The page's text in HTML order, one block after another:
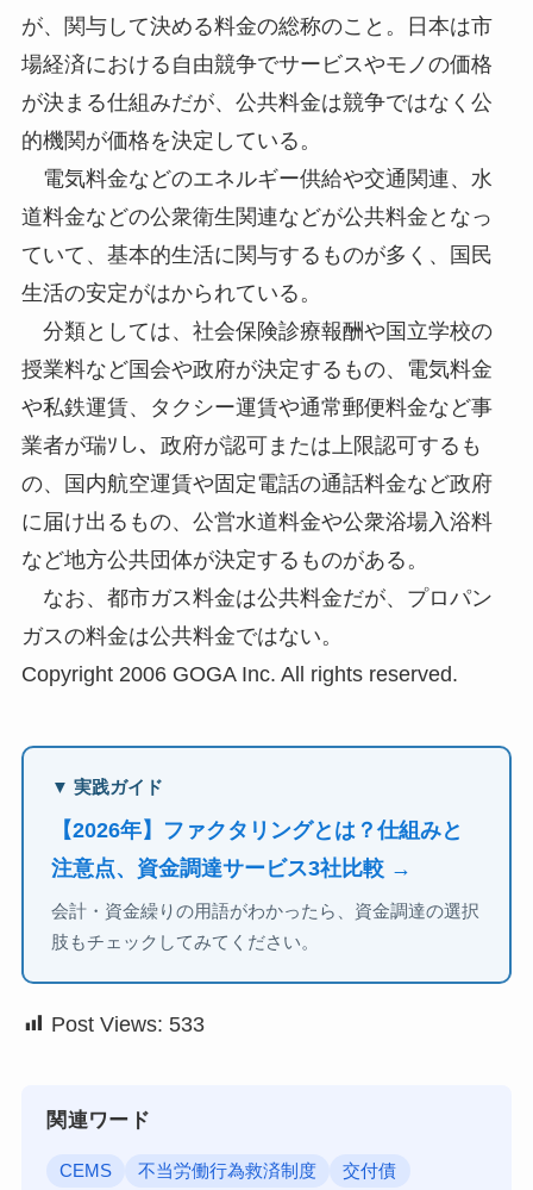
が、関与して決める料金の総称のこと。日本は市
場経済における自由競争でサービスやモノの価格
が決まる仕組みだが、公共料金は競争ではなく公
的機関が価格を決定している。
電気料金などのエネルギー供給や交通関連、水
道料金などの公衆衛生関連などが公共料金となっ
ていて、基本的生活に関与するものが多く、国民
生活の安定がはかられている。
分類としては、社会保険診療報酬や国立学校の
授業料など国会や政府が決定するもの、電気料金
や私鉄運賃、タクシー運賃や通常郵便料金など事
業者が瑞ｿし、政府が認可または上限認可するも
の、国内航空運賃や固定電話の通話料金など政府
に届け出るもの、公営水道料金や公衆浴場入浴料
など地方公共団体が決定するものがある。
なお、都市ガス料金は公共料金だが、プロパン
ガスの料金は公共料金ではない。
Copyright 2006 GOGA Inc. All rights reserved.
▼ 実践ガイド
【2026年】ファクタリングとは？仕組みと
注意点、資金調達サービス3社比較 →
会計・資金繰りの用語がわかったら、資金調達の選択
肢もチェックしてみてください。
Post Views: 533
関連ワード
CEMS 不当労働行為救済制度 交付債